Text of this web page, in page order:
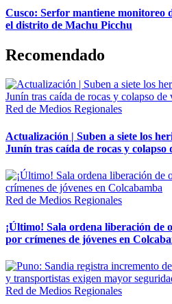
Cusco: Serfor mantiene monitoreo
el distrito de Machu Picchu
Recomendado
Red de Medios Regionales
Actualización | Suben a siete los
Junín tras caída de rocas y colapso
Red de Medios Regionales
¡Último! Sala ordena liberación de
por crímenes de jóvenes en
Red de Medios Regionales